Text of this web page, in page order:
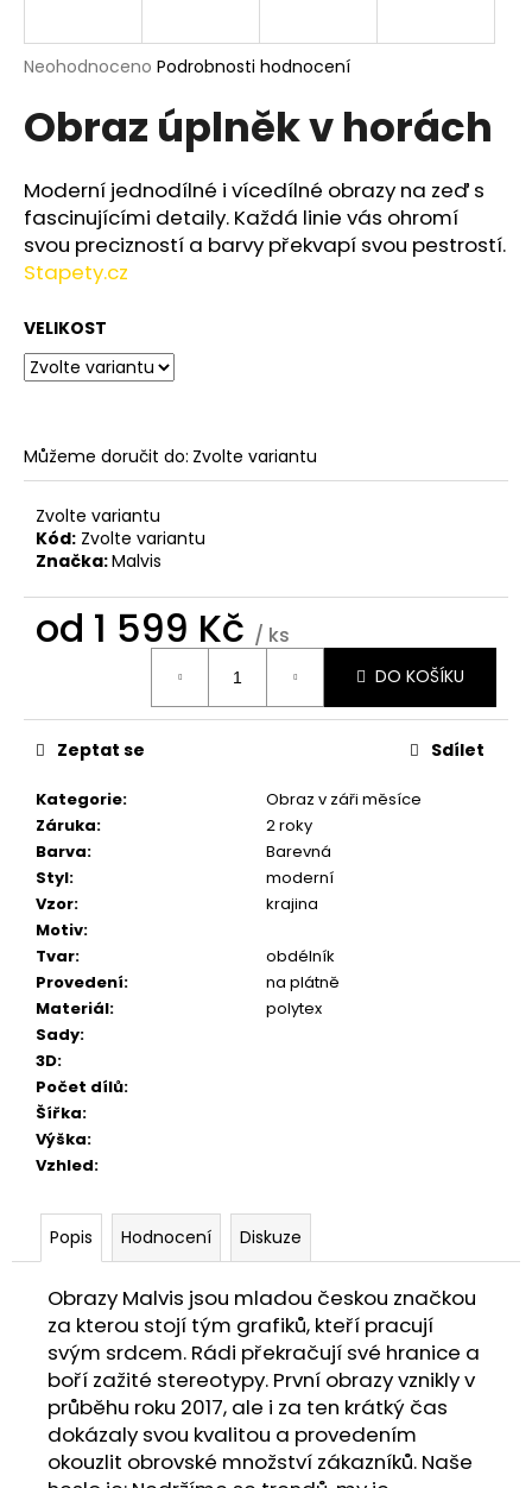
Průměrné
produktu
je
z
5
hvězdiček.
Neohodnoceno Podrobnosti hodnocení
Obraz úplněk v horách
Moderní jednodílné i vícedílné obrazy na zeď s
fascinujícími detaily. Každá linie vás ohromí
svou precizností a barvy překvapí svou pestrostí.
Stapety.cz
VELIKOST
Můžeme doručit do: Zvolte variantu
Zvolte variantu
Kód: Zvolte variantu
Značka:Malvis
od 1 599 Kč / ks
DO KOŠÍKU
Kategorie:
Obraz v záři měsíce
Záruka:
2 roky
Barva:
Barevná
Styl:
moderní
Vzor:
krajina
Motiv:
Tvar:
obdélník
Provedení:
na plátně
Materiál:
polytex
Sady:
3D:
Počet dílů:
Šířka:
Výška:
Vzhled:
Zeptat se Sdílet
Popis Hodnocení Diskuze
Obrazy Malvis jsou mladou českou značkou
za kterou stojí tým grafiků, kteří pracují
svým srdcem. Rádi překračují své hranice a
boří zažité stereotypy. První obrazy vznikly v
průběhu roku 2017, ale i za ten krátký čas
dokázaly svou kvalitou a provedením
okouzlit obrovské množství zákazníků. Naše
j
t
?
D
o
r
u
č
u
j
m
OKNO
STROM
599
Kč